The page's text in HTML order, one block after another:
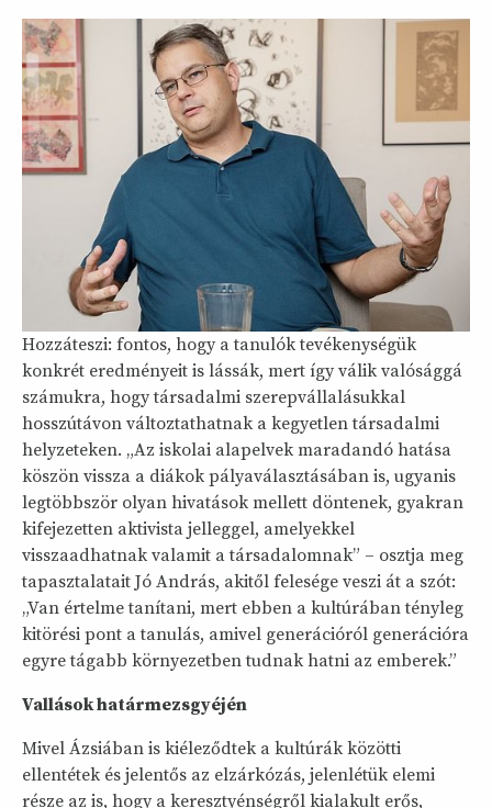
Hozzáteszi: fontos, hogy a tanulók tevékenységük
konkrét eredményeit is lássák, mert így válik valósággá
számukra, hogy társadalmi szerepvállalásukkal
hosszútávon változtathatnak a kegyetlen társadalmi
helyzeteken. „Az iskolai alapelvek maradandó hatása
köszön vissza a diákok pályaválasztásában is, ugyanis
legtöbbször olyan hivatások mellett döntenek, gyakran
kifejezetten aktivista jelleggel, amelyekkel
visszaadhatnak valamit a társadalomnak” – osztja meg
tapasztalatait Jó András, akitől felesége veszi át a szót:
„Van értelme tanítani, mert ebben a kultúrában tényleg
kitörési pont a tanulás, amivel generációról generációra
egyre tágabb környezetben tudnak hatni az emberek.”
Vallások határmezsgyéjén
Mivel Ázsiában is kiéleződtek a kultúrák közötti
ellentétek és jelentős az elzárkózás, jelenlétük elemi
része az is, hogy a keresztyénségről kialakult erős,